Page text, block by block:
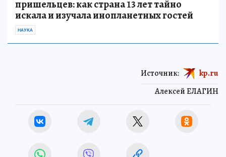
пришельцев: как страна 13 лет тайно
искала и изучала инопланетных гостей
НАУКА
Алексей ЕЛАГИН
Источник: kp.ru